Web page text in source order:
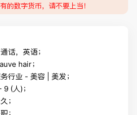
的数字货币，请不要上当！
话，英语；
hair；
行业 - 美容 | 美发；
9 (人)；
；